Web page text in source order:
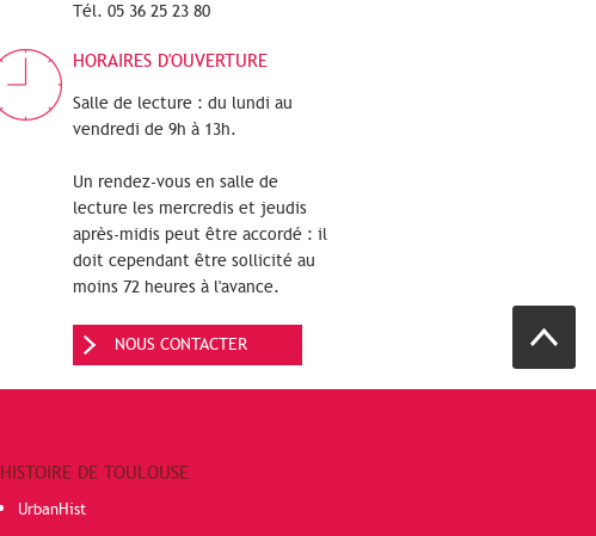
Tél. 05 36 25 23 80
HORAIRES D'OUVERTURE
Salle de lecture : du lundi au
vendredi de 9h à 13h.
Un rendez-vous en salle de
lecture les mercredis et jeudis
après-midis peut être accordé : il
doit cependant être sollicité au
moins 72 heures à l'avance.
NOUS CONTACTER
HISTOIRE DE TOULOUSE
UrbanHist